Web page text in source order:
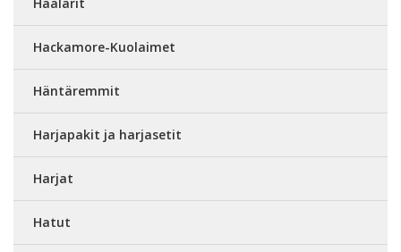
Hackamore-Kuolaimet
Häntäremmit
Harjapakit ja harjasetit
Harjat
Hatut